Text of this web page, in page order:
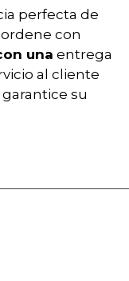
perfecta de
con
una entrega
al cliente
su